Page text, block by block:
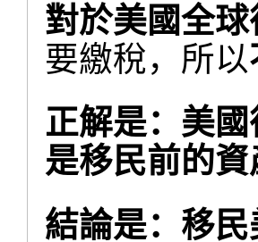
對於美國全球
要繳稅，所以
正解是：美
是移民前的
結論是：移